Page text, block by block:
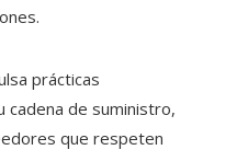
prácticas
de suministro,
que respeten